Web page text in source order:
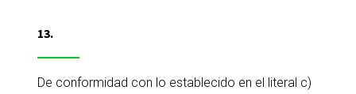
13.
De conformidad con lo establecido en el literal c)